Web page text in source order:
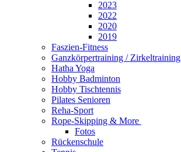
2023
2022
2020
2019
Faszien-Fitness
Ganzkörpertraining / Zirkeltraining
Hatha Yoga
Hobby Badminton
Hobby Tischtennis
Pilates Senioren
Reha-Sport
Rope-Skipping & More
Fotos
Rückenschule